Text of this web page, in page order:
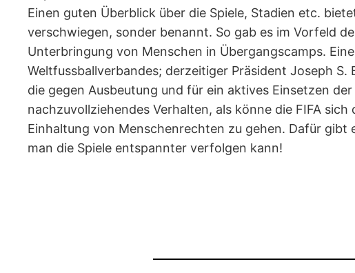
Einen guten Überblick über die Spiele, Stadien etc.
verschwiegen, sonder benannt. So gab es im Vorfeld
Unterbringung von Menschen in Übergangscamps.
Weltfussballverbandes; derzeitiger Präsident Joseph
die gegen Ausbeutung und für ein aktives Einsetzen
nachzuvollziehendes Verhalten, als könne die FIFA
Einhaltung von Menschenrechten zu gehen. Dafür
man die Spiele entspannter verfolgen kann!